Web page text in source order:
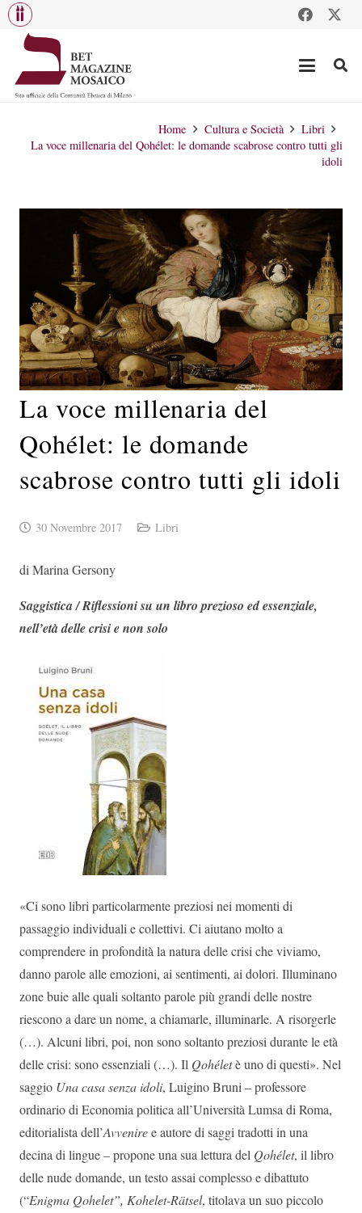
Home Cultura e Società
Libri
La voce millenaria del Qohélet: le domande scabrose contro tutti gli
idoli
La voce millenaria del
Qohélet: le domande
scabrose contro tutti gli idoli
30 Novembre 2017 Libri
di Marina Gersony
Saggistica / Riflessioni su un libro prezioso ed essenziale,
nell’età delle crisi e non solo
«Ci sono libri particolarmente preziosi nei momenti di
passaggio individuali e collettivi. Ci aiutano molto a
comprendere in profondità la natura delle crisi che viviamo,
danno parole alle emozioni, ai sentimenti, ai dolori. Illuminano
zone buie alle quali soltanto parole più grandi delle nostre
riescono a dare un nome, a chiamarle, illuminarle. A risorgerle
(…). Alcuni libri, poi, non sono soltanto preziosi durante le età
delle crisi: sono essenziali (…). Il Qohéletè uno di questi». Nel
saggio Una casa senza idoli, Luigino Bruni – professore
ordinario di Economia politica all’Università Lumsa di Roma,
editorialista dell’Avveniree autore di saggi tradotti in una
decina di lingue – propone una sua lettura del Qohélet, il libro
delle nude domande, un testo assai complesso e dibattuto
(“Enigma Qohelet”, Kohelet-Rätsel, titolava un suo piccolo